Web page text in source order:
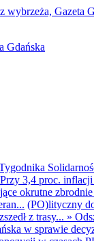
Gdańska
Przy 3,4 proc.
okrutne
(PO)lityczny
z trasy... »
w sprawie